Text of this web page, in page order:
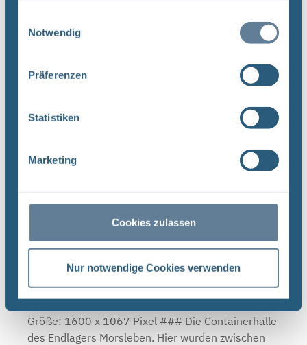
Notwendig
Präferenzen
Statistiken
Marketing
Cookies zulassen
Nur notwendige Cookies verwenden
zurück zur Seite "Ausbildung"
Geschäftsführung Dr. Thomas Lautsch Maße:
1181 x 1772 Pixel ### Dr. Thomas Lautsch,
Thomas Lautsch (JPG, 633 KB), 633 KB Dr.
Thomas Lautsch, technischer ...
Endlager Morsleben
Größe: 1600 x 1067 Pixel ### Die Containerhalle
des Endlagers Morsleben. Hier wurden zwischen